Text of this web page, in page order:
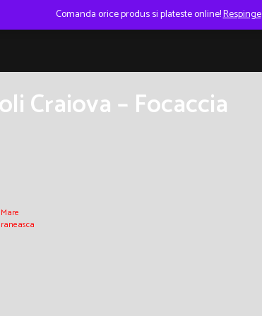
Comanda orice produs si plateste online!Respinge
Craiova – Focaccia